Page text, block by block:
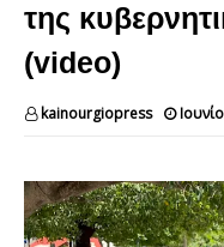
της
(video)
kainourgiopress